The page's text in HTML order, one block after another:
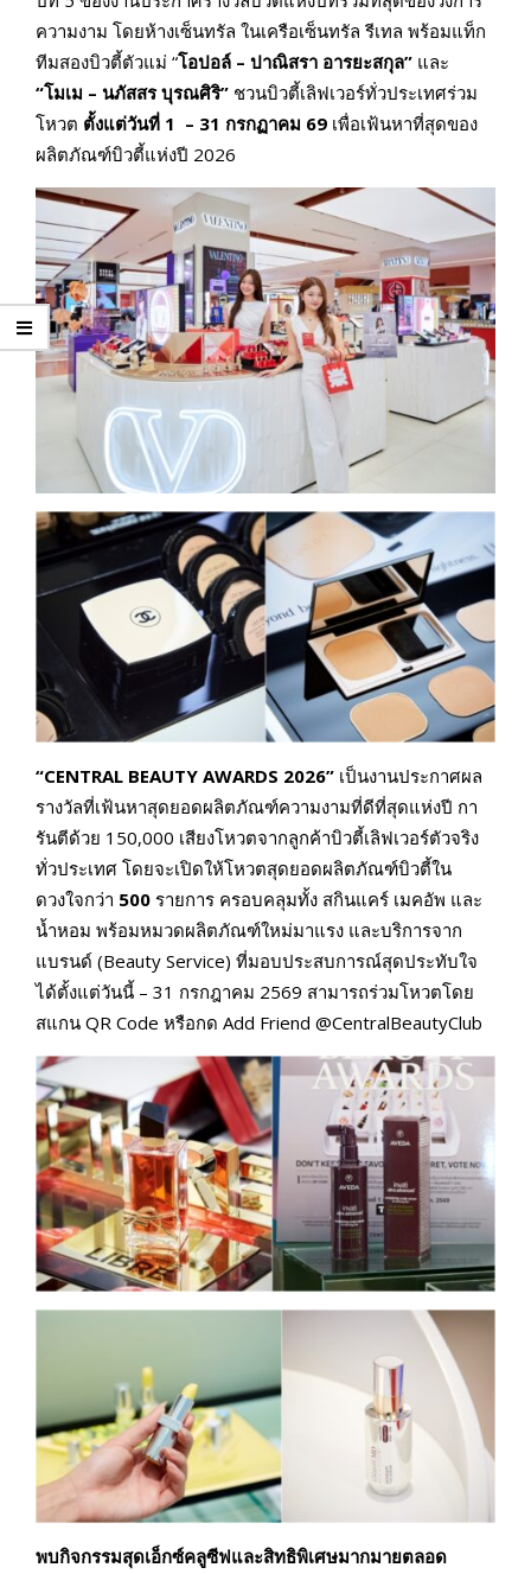
ความงาม โดยห้างเซ็นทรัล ในเครือเซ็นทรัล รีเทล พร้อมแท็ก
ทีมสองบิวตี้ตัวแม่ “โอปอล์ – ปาณิสรา อารยะสกุล” และ
“โมเม – นภัสสร บุรณศิริ” ชวนบิวตี้เลิฟเวอร์ทั่วประเทศร่วม
โหวต ตั้งแต่วันที่ 1 – 31 กรกฏาคม 69 เพื่อเฟ้นหาที่สุดของ
ผลิตภัณฑ์บิวตี้แห่งปี 2026
“CENTRAL BEAUTY AWARDS 2026” เป็นงานประกาศผล
รางวัลที่เฟ้นหาสุดยอดผลิตภัณฑ์ความงามที่ดีที่สุดแห่งปี กา
รันตีด้วย 150,000 เสียงโหวตจากลูกค้าบิวตี้เลิฟเวอร์ตัวจริง
ทั่วประเทศ โดยจะเปิดให้โหวตสุดยอดผลิตภัณฑ์บิวตี้ใน
ดวงใจกว่า 500 รายการ ครอบคลุมทั้ง สกินแคร์ เมคอัพ และ
น้ำหอม พร้อมหมวดผลิตภัณฑ์ใหม่มาแรง และบริการจาก
แบรนด์ (Beauty Service) ที่มอบประสบการณ์สุดประทับใจ
ได้ตั้งแต่วันนี้ – 31 กรกฎาคม 2569 สามารถร่วมโหวตโดย
สแกน QR Code หรือกด Add Friend @CentralBeautyClub
พบกิจกรรมสุดเอ็กซ์คลูซีฟและสิทธิพิเศษมากมายตลอด